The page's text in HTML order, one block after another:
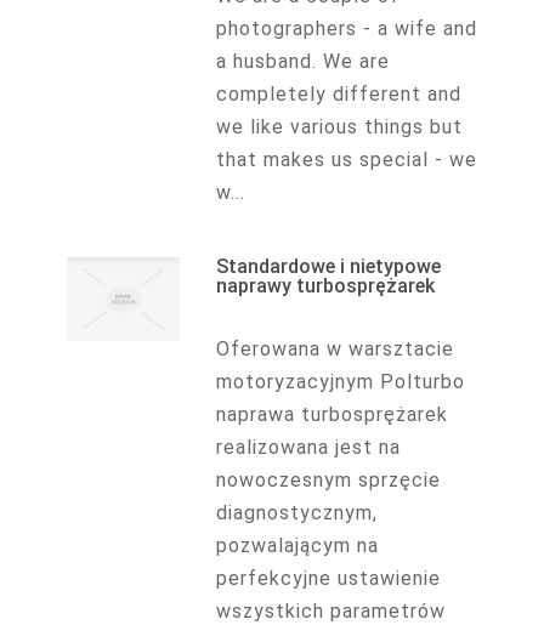
photographers - a wife and
a husband. We are
completely different and
we like various things but
that makes us special - we
w...
Standardowe i nietypowe
naprawy turbosprężarek
Oferowana w warsztacie
motoryzacyjnym Polturbo
naprawa turbosprężarek
realizowana jest na
nowoczesnym sprzęcie
diagnostycznym,
pozwalającym na
perfekcyjne ustawienie
wszystkich parametrów